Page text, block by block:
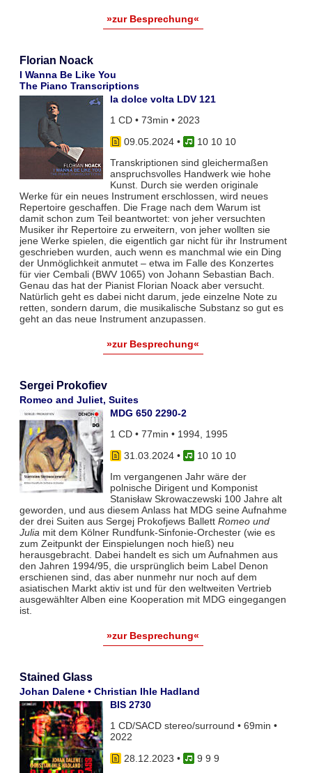
»zur Besprechung«
Florian Noack
I Wanna Be Like You
The Piano Transcriptions
la dolce volta LDV 121
1 CD • 73min • 2023
09.05.2024•
10 10 10
Transkriptionen sind gleichermaßen
anspruchsvolles Handwerk wie hohe
Kunst. Durch sie werden originale
Werke für ein neues Instrument erschlossen, wird neues
Repertoire geschaffen. Die Frage nach dem Warum ist
damit schon zum Teil beantwortet: von jeher versuchten
Musiker ihr Repertoire zu erweitern, von jeher wollten sie
jene Werke spielen, die eigentlich gar nicht für ihr Instrument
geschrieben wurden, auch wenn es manchmal wie ein Ding
der Unmöglichkeit anmutet – etwa im Falle des Konzertes
für vier Cembali (BWV 1065) von Johann Sebastian Bach.
Genau das hat der Pianist Florian Noack aber versucht.
Natürlich geht es dabei nicht darum, jede einzelne Note zu
retten, sondern darum, die musikalische Substanz so gut es
geht an das neue Instrument anzupassen.
»zur Besprechung«
Sergei Prokofiev
Romeo and Juliet, Suites
MDG 650 2290-2
1 CD • 77min • 1994, 1995
31.03.2024•
10 10 10
Im vergangenen Jahr wäre der
polnische Dirigent und Komponist
Stanisław Skrowaczewski 100 Jahre alt
geworden, und aus diesem Anlass hat MDG seine Aufnahme
der drei Suiten aus Sergej Prokofjews Ballett Romeo und
Julia mit dem Kölner Rundfunk-Sinfonie-Orchester (wie es
zum Zeitpunkt der Einspielungen noch hieß) neu
herausgebracht. Dabei handelt es sich um Aufnahmen aus
den Jahren 1994/95, die ursprünglich beim Label Denon
erschienen sind, das aber nunmehr nur noch auf dem
asiatischen Markt aktiv ist und für den weltweiten Vertrieb
ausgewählter Alben eine Kooperation mit MDG eingegangen
ist.
»zur Besprechung«
Stained Glass
Johan Dalene • Christian Ihle Hadland
BIS 2730
1 CD/SACD stereo/surround • 69min •
2022
28.12.2023 •
9 9 9